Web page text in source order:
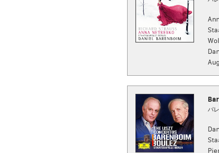
バ